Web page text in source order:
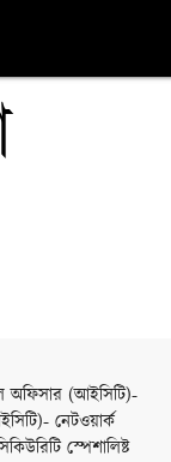
অফিসার (আইসিটি)-
নেটওয়ার্ক
স্পেশালিষ্ট